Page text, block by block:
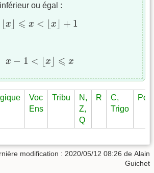
ou égal :
⌊x ⩽ x < ⌊x + 1
⌊ ⌋⩽ x + 1
x − 1 < ⌊x ⩽ x
− x ⩽ x
Voc
Ens
Tribu
N,
Z,
Q
R
C,
Trigo
modification : 2020/05/12 08:26 de Alain
Guichet